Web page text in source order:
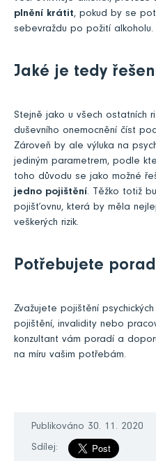
plnění krátit, pokud by se
sebevraždu po požití alkoholu.
Jaké je tedy
Stejně jako u všech ostatních
duševního onemocnění číst
Zároveň by ale výluka na
jediným parametrem, podle
toho důvodu se jako možné
jedno pojištění. Těžko totiž
pojišťovnu, která by měla
veškerých rizik.
Potřebujete
Zvažujete pojištění
pojištění, invalidity nebo
konzultant vám poradí a
na míru vašim potřebám.
Publikováno 30. 11. 2020
Sdílej: